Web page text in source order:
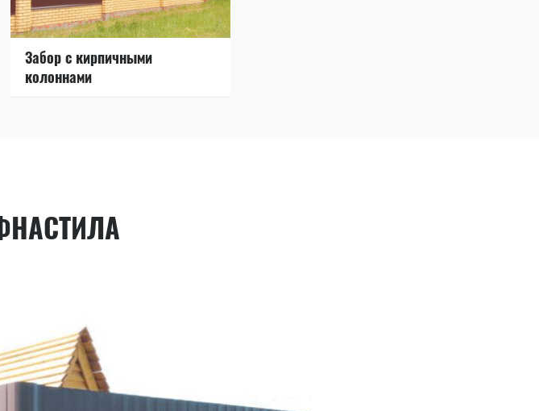
Забор с кирпичными
колоннами